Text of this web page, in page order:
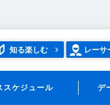
知る楽しむ レーサ
スケジュール デ